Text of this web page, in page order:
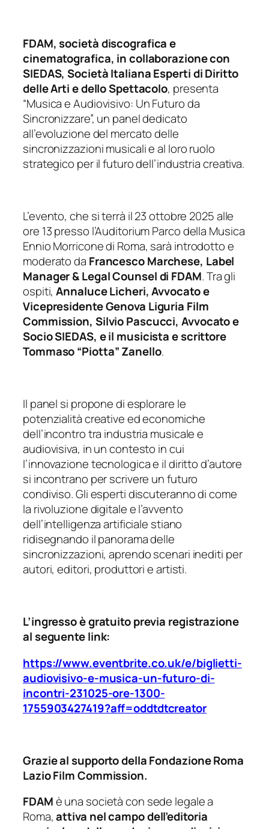
FDAM, società discografica e
cinematografica, in collaborazione con
SIEDAS, Società Italiana Esperti di Diritto
delle Arti e dello Spettacolo, presenta
“Musica e Audiovisivo: Un Futuro da
Sincronizzare”, un panel dedicato
all’evoluzione del mercato delle
sincronizzazioni musicali e al loro ruolo
strategico per il futuro dell’industria creativa.
L’evento, che si terrà il 23 ottobre 2025 alle
ore 13 presso l’Auditorium Parco della Musica
Ennio Morricone di Roma, sarà introdotto e
moderato da Francesco Marchese, Label
Manager & Legal Counsel di FDAM. Tra gli
ospiti,Annaluce Licheri, Avvocato e
Vicepresidente Genova Liguria Film
Commission, Silvio Pascucci, Avvocato e
Socio SIEDAS, e il musicista e scrittore
Tommaso “Piotta” Zanello.
Il panel si propone di esplorare le
potenzialità creative ed economiche
dell’incontro tra industria musicale e
audiovisiva, in un contesto in cui
l’innovazione tecnologica e il diritto d’autore
si incontrano per scrivere un futuro
condiviso. Gli esperti discuteranno di come
la rivoluzione digitale e l’avvento
dell’intelligenza artificiale stiano
ridisegnando il panorama delle
sincronizzazioni, aprendo scenari inediti per
autori, editori, produttori e artisti.
L’ingresso è gratuito previa registrazione
al seguente link:
https://www.eventbrite.co.uk/e/biglietti-
audiovisivo-e-musica-un-futuro-di-
incontri-231025-ore-1300-
1755903427419?aff=oddtdtcreator
Grazie al supporto della Fondazione Roma
Lazio Film Commission.
FDAMè una società con sede legale a
Roma,attiva nel campo dell’editoria